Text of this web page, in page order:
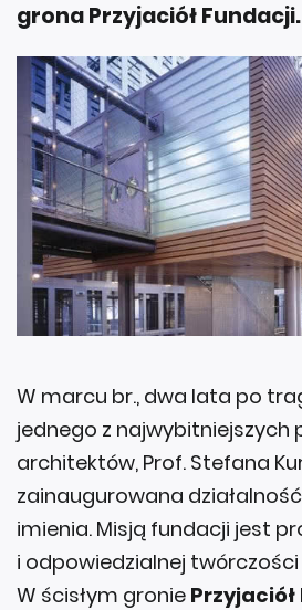
grona Przyjaciół Fundacji.
W marcu br., dwa lata po
jednego z najwybitniejszych
architektów, Prof. Stefana
zainaugurowana
imienia. Misją fundacji jest
i odpowiedzialnej
W ścisłym gronie